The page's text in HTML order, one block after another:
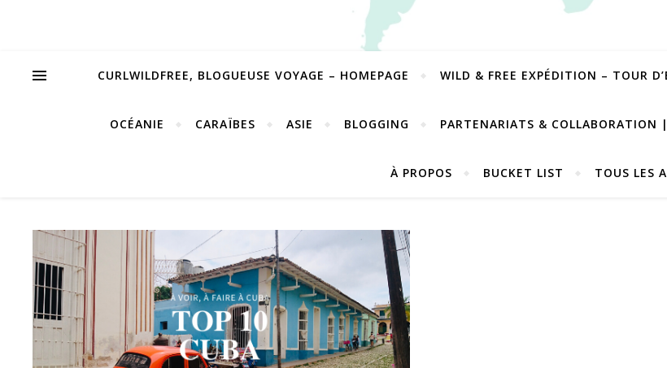
CURLWILDFREE, BLOGUEUSE VOYAGE – HOMEPAGE WILD & FREE EXPÉDITION – TOUR
OCÉANIE CARAÏBES ASIE BLOGGING PARTENARIATS & COLLABORATION
À PROPOS BUCKET LIST TOUS LES